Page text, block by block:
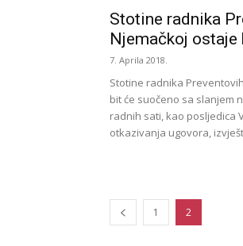
Stotine radnika
Njemačkoj ostaje
7. Aprila 2018.
Stotine radnika
bit će suočeno sa slanjem
radnih sati, kao posljedica
otkazivanja ugovora,
1 2